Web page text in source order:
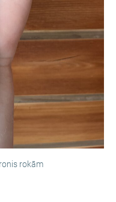
rokām